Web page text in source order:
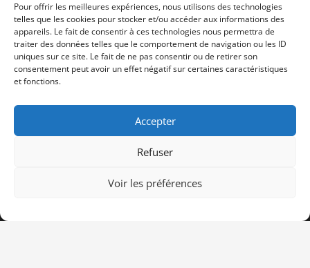
Pour offrir les meilleures expériences, nous utilisons des technologies
telles que les cookies pour stocker et/ou accéder aux informations des
appareils. Le fait de consentir à ces technologies nous permettra de
traiter des données telles que le comportement de navigation ou les ID
uniques sur ce site. Le fait de ne pas consentir ou de retirer son
consentement peut avoir un effet négatif sur certaines caractéristiques
et fonctions.
Accepter
Refuser
Voir les préférences
Siège social, 12 rue Frédéric Petit 80000 Amiens
CPTS